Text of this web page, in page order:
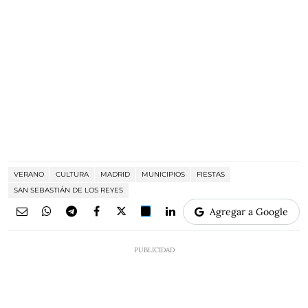
VERANO CULTURA MADRID MUNICIPIOS
FIESTAS
SAN SEBASTIÁN DE LOS REYES
Agregar a Google